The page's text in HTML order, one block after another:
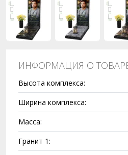
ИНФОРМАЦИЯ О
Высота комплекса:
Ширина комплекса:
Масса:
Гранит 1: